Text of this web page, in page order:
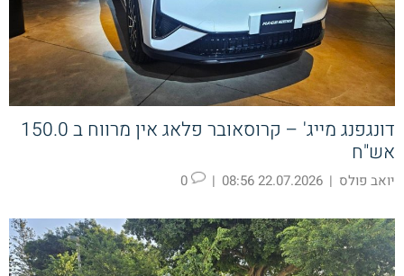
דונגפנג מייג' – קרוסאובר פלאג אין מרווח ב 150.0
אש"ח
יואב פולס |
22.07.2026 08:56
|